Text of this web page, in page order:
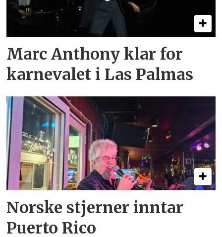
Marc Anthony klar for
karnevalet i Las Palmas
Norske stjerner inntar
Puerto Rico